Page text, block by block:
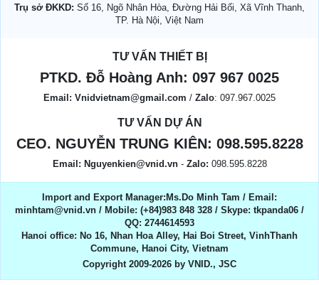
Trụ sở ĐKKD: Số 16, Ngõ Nhân Hòa, Đường Hải Bối, Xã Vĩnh Thanh,
TP. Hà Nội, Việt Nam
TƯ VẤN THIẾT BỊ
PTKD. Đỗ Hoàng Anh: 097 967 0025
Email: Vnidvietnam@gmail.com / Zalo: 097.967.0025
TƯ VẤN DỰ ÁN
CEO. NGUYỄN TRUNG KIÊN: 098.595.8228
Email: Nguyenkien@vnid.vn- Zalo: 098.595.8228
Import and Export Manager:Ms.Do Minh Tam / Email:
minhtam@vnid.vn / Mobile​:​ (+84)983 848 328 / Skype: tkpanda06 /
QQ: 2744614593
Hanoi office: No 16, Nhan Hoa Alley, Hai Boi Street, VinhThanh
Commune, Hanoi City, Vietnam
Copyright 2009-2026 by VNID., JSC